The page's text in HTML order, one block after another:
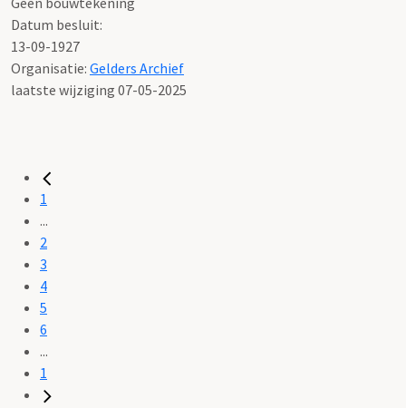
Datum besluit:
13-09-1927
Organisatie: Gelders Archief
laatste wijziging 07-05-2025
1
...
2
3
4
5
6
...
1